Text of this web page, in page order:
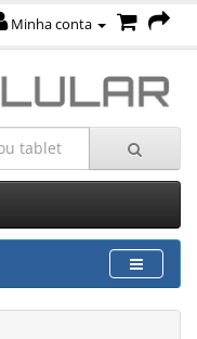
Minha conta